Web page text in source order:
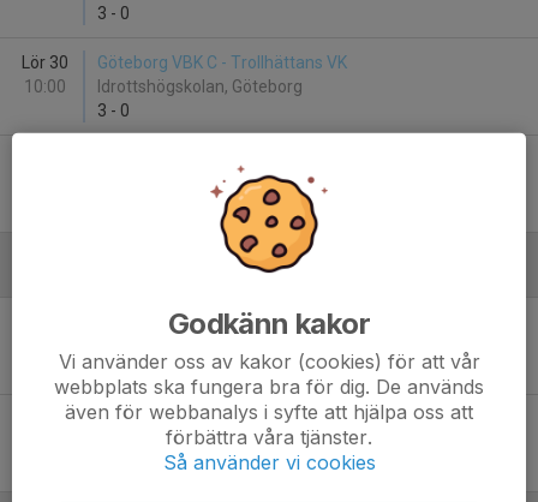
3 - 0
Lör 30
10:00
Göteborg VBK C - Trollhättans VK
Idrottshögskolan, Göteborg
3 - 0
Idrottshögskolan, Göteborg
Trollhättans VK - Kungälvs VBK
0 -3
Sön 8
Trollhättans VK - Habo Wolley E
Granngården, Trollhättan
Godkänn kakor
Vi använder oss av kakor (cookies) för att vår
webbplats ska fungera bra för dig. De används
även för webbanalys i syfte att hjälpa oss att
förbättra våra tjänster.
Så använder vi cookies